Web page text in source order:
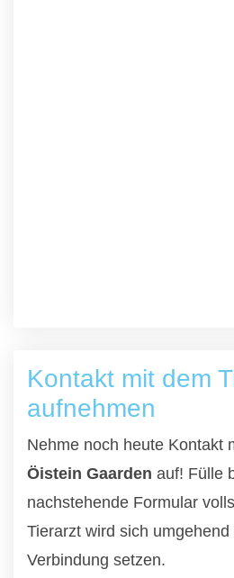
Kontakt mit dem
aufnehmen
Nehme noch heute Kontakt
Öistein Gaarden auf! Fülle
nachstehende Formular
Tierarzt wird sich umgehend
Verbindung setzen.